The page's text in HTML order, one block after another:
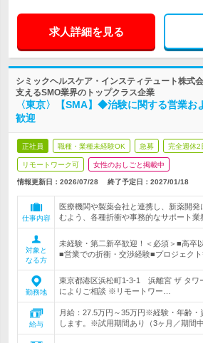
求人詳細を見る
シミックヘルスケア・インスティテュート株式
支えるSMO業界のトップクラス企業
〈東京〉【SMA】◆治験に関する営業
歓迎
正社員 職種・業種未経験OK 急募 完全週休2
リモートワーク可 女性のおしごと掲載中
情報更新日：2026/07/28 終了予定日： 2027/01/18
仕事内容
医療機関や製薬会社と連携し、新薬開
むよう、各種折衝や事務的なサポート業
対象と
なる方
未経験・第二新卒歓迎！＜必須＞■高卒
■営業での折衝・交渉経験■プロジェク
勤務地
東京都港区浜松町1-3-1 浜離宮 ザ タ
によりご相談 ※リモートワー…
給与
月給：27.5万円～35万円※経験・年齢・
します。※試用期間あり（3ヶ月／期間